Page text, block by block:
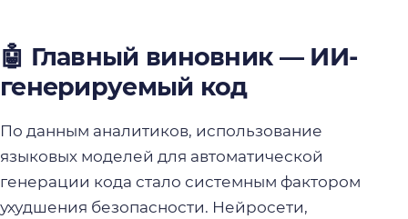
🤖 Главный виновник — ИИ-
генерируемый код
По данным аналитиков, использование
языковых моделей для автоматической
генерации кода стало системным фактором
ухудшения безопасности. Нейросети,